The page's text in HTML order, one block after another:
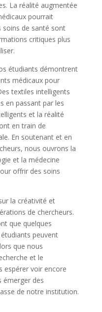
La réalité augmentée
pourrait
de santé sont
critiques plus
étudiants démontrent
médicaux pour
textiles intelligents
en passant par les
et la réalité
en train de
En soutenant et en
nous ouvrons la
et la médecine
offrir des soins
la créativité et
de chercheurs.
que quelques
peuvent
que nous
et le
espérer voir encore
émerger des
de notre institution.